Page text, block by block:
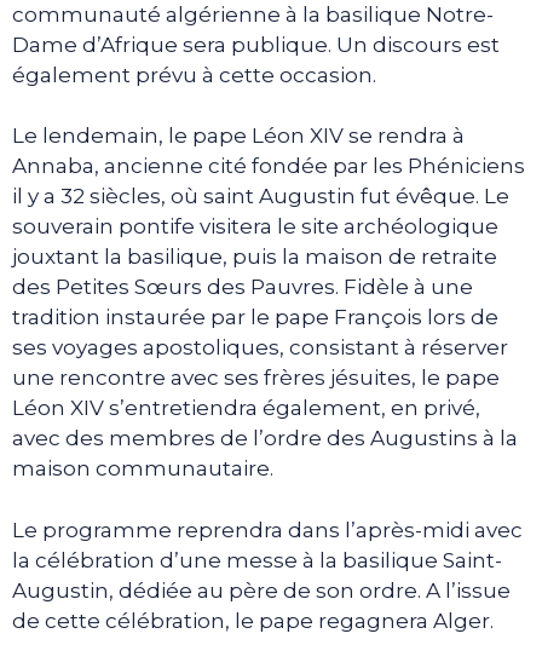
communauté algérienne à la basilique Notre-
Dame d’Afrique sera publique. Un discours est
également prévu à cette occasion.
Le lendemain, le pape Léon XIV se rendra à
Annaba, ancienne cité fondée par les Phéniciens
il y a 32 siècles, où saint Augustin fut évêque. Le
souverain pontife visitera le site archéologique
jouxtant la basilique, puis la maison de retraite
des Petites Sœurs des Pauvres. Fidèle à une
tradition instaurée par le pape François lors de
ses voyages apostoliques, consistant à réserver
une rencontre avec ses frères jésuites, le pape
Léon XIV s’entretiendra également, en privé,
avec des membres de l’ordre des Augustins à la
maison communautaire.
Le programme reprendra dans l’après-midi avec
la célébration d’une messe à la basilique Saint-
Augustin, dédiée au père de son ordre. A l’issue
de cette célébration, le pape regagnera Alger.